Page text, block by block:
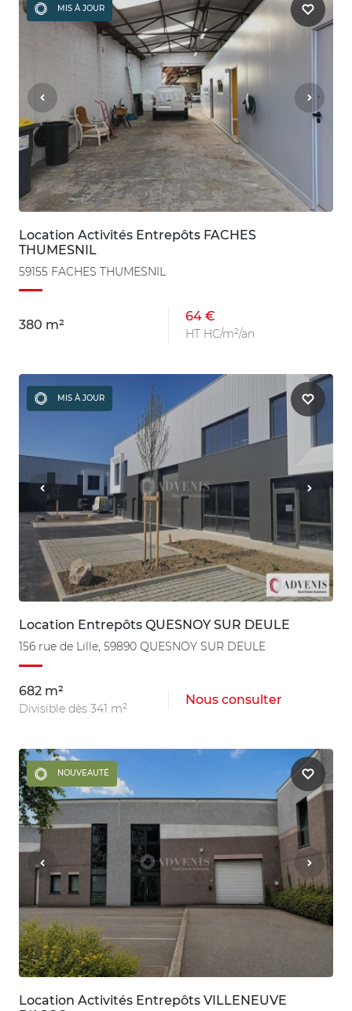
MIS À JOUR
Location Activités Entrepôts FACHES
THUMESNIL
59155 FACHES THUMESNIL
380 m²
64 €
HT HC/m²/an
MIS À JOUR
Location Entrepôts QUESNOY SUR DEULE
156 rue de Lille, 59890 QUESNOY SUR DEULE
682 m²
Divisible dès 341 m²
Nous consulter
NOUVEAUTÉ
Location Activités Entrepôts VILLENEUVE